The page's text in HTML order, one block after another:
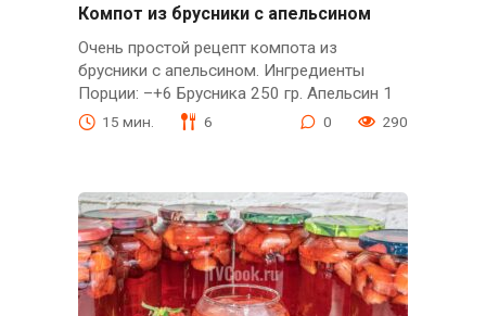
Компот из брусники с апельсином
Очень простой рецепт компота из
брусники с апельсином. Ингредиенты
Порции: –+6 Брусника 250 гр. Апельсин 1
15 мин. 6 0 290